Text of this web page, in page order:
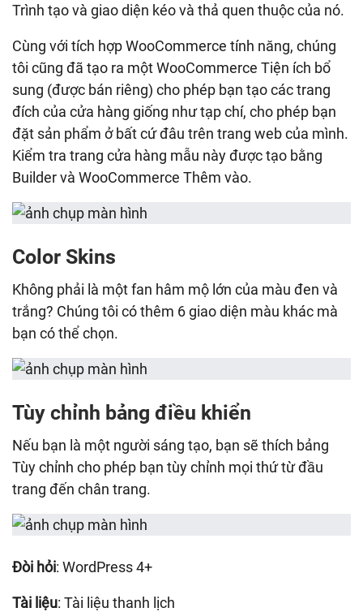
Trình tạo và giao diện kéo và thả quen thuộc của nó.
Cùng với tích hợp WooCommerce tính năng, chúng
tôi cũng đã tạo ra một WooCommerce Tiện ích bổ
sung (được bán riêng) cho phép bạn tạo các trang
đích của cửa hàng giống như tạp chí, cho phép bạn
đặt sản phẩm ở bất cứ đâu trên trang web của mình.
Kiểm tra trang cửa hàng mẫu này được tạo bằng
Builder và WooCommerce Thêm vào.
Color Skins
Không phải là một fan hâm mộ lớn của màu đen và
trắng? Chúng tôi có thêm 6 giao diện màu khác mà
bạn có thể chọn.
Tùy chỉnh bảng điều khiển
Nếu bạn là một người sáng tạo, bạn sẽ thích bảng
Tùy chỉnh cho phép bạn tùy chỉnh mọi thứ từ đầu
trang đến chân trang.
Đòi hỏi: WordPress 4+
Tài liệu: Tài liệu thanh lịch